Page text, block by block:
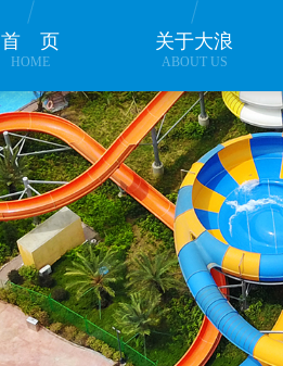
首页
HOME
关于大浪
ABOUT US